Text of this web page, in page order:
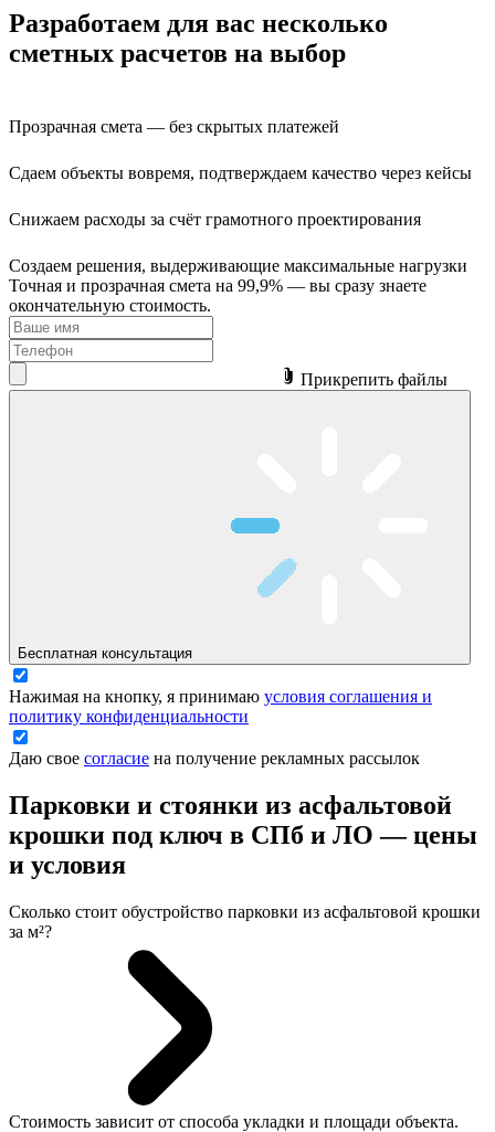
Разработаем для вас несколько
сметных расчетов на выбор
Прозрачная смета — без скрытых платежей
Сдаем объекты вовремя, подтверждаем качество через кейсы
Снижаем расходы за счёт грамотного проектирования
Создаем решения, выдерживающие максимальные нагрузки
Точная и прозрачная смета на 99,9% — вы сразу знаете
окончательную стоимость.
Прикрепить файлы
Бесплатная консультация
Нажимая на кнопку, я принимаю условия соглашения и
политику конфиденциальности
Даю свое согласие на получение рекламных рассылок
Парковки и стоянки из асфальтовой
крошки под ключ в СПб и ЛО —цены
и условия
Сколько стоит обустройство парковки из асфальтовой крошки
за м²?
Стоимость зависит от способа укладки и площади объекта.